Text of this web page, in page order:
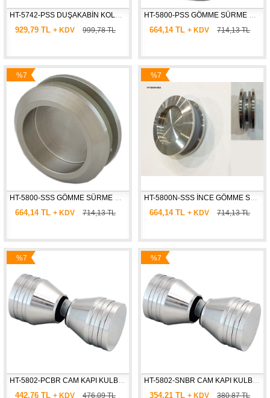
929,79 TL+ KDV 999,78 TL 664,14 TL+ KDV 714,13 TL
664,14 TL+ KDV 714,13 TL
%7
İndirim
664,14 TL+ KDV 714,13 TL
%7
İndirim
HT-5802-PCBR CAM KAPI KULBU DÜZ+KONİK * Ø : 30 mm
442,76 TL+ KDV 476,09 TL
%7
İndirim
354,21 TL+ KDV 380,87 TL
%7
İndirim